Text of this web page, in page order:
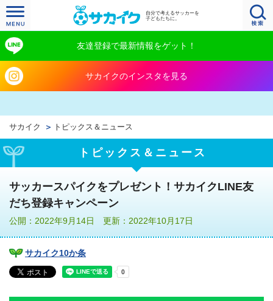
自分で考えるサッカーを
子どもたちに。
友達登録で最新情報をゲット！
サカイクのインスタを見る
サカイク トピックス＆ニュース
トピックス＆ニュース
サッカースパイクをプレゼント！サカイクLINE友
だち登録キャンペーン
公開：2022年9月14日 更新：2022年10月17日
サカイク10か条